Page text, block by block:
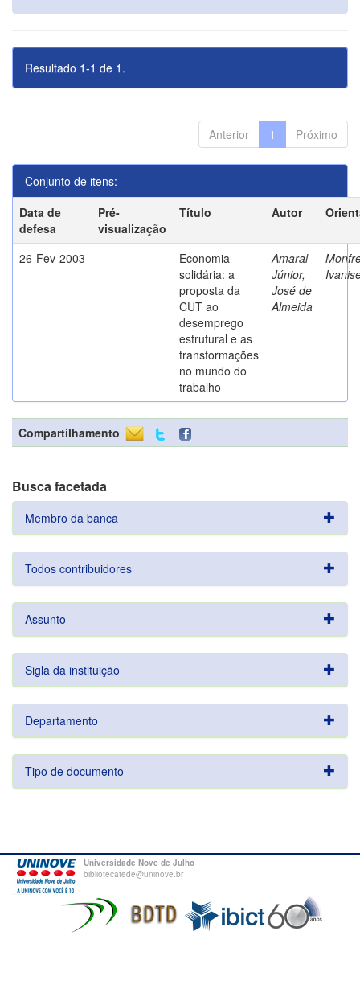
Resultado 1-1 de 1.
Anterior 1 Próximo
Conjunto de itens:
Data de
defesa
Pré-
visualização
Título Autor
26-Fev-2003
Economia
solidária: a
proposta da
CUT ao
desemprego
estrutural e as
transformações
no mundo do
trabalho
Amaral
Júnior,
José de
Almeida
Compartilhamento
Busca facetada
Membro da banca
Todos contribuidores
Assunto
Sigla da instituição
Departamento
Tipo de documento
Universidade Nove de Julho
bibliotecatede@uninove.br